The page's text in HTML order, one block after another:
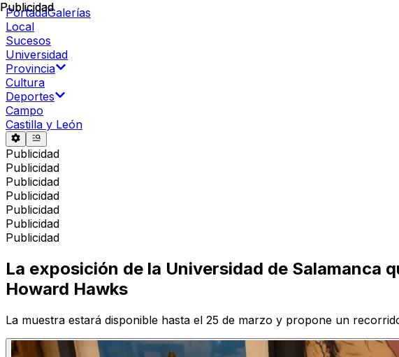
PortadaGalerías
Local
Sucesos
Universidad
Provincia
Cultura
Deportes
Campo
Castilla y León
Publicidad
Publicidad
Publicidad
Publicidad
Publicidad
Publicidad
Publicidad
Publicidad
La exposición de la Universidad de Salamanca
Howard Hawks
La muestra estará disponible hasta el 25 de marzo y propone un
Publicidad